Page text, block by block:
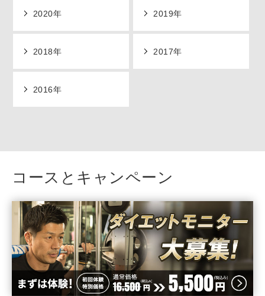
2020年 2019年
2018年 2017年
2016年
コースとキャンペーン